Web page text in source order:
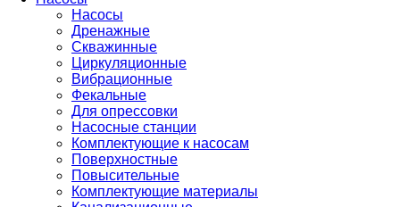
Насосы
Дренажные
Скважинные
Циркуляционные
Вибрационные
Фекальные
Для опрессовки
Насосные станции
Комплектующие к насосам
Поверхностные
Повысительные
Комплектующие материалы